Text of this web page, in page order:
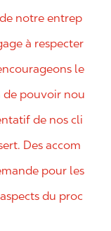
notre entrep
à respecter
le
de pouvoir nou
de nos cli
Des accom
pour les
du proc